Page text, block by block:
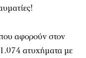
αφορούν στον
ατυχήματα με